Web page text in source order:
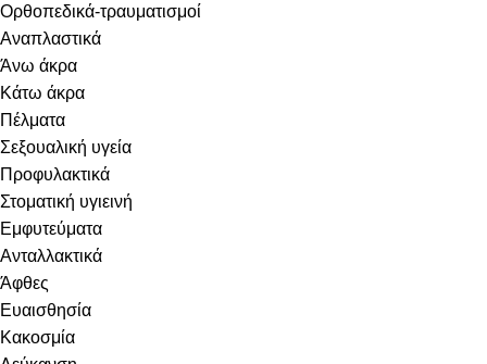
Ορθοπεδικά-τραυματισμοί
Αναπλαστικά
Άνω άκρα
Κάτω άκρα
Πέλματα
Σεξουαλική υγεία
Προφυλακτικά
Στοματική υγιεινή
Eμφυτεύματα
Ανταλλακτικά
Άφθες
Ευαισθησία
Κακοσμία